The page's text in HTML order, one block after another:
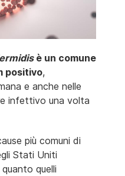
è un comune
positivo,
e anche nelle
infettivo una volta
più comuni di
Stati Uniti
quelli